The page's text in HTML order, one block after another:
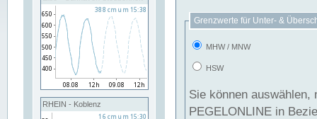
RHEIN - Koblenz
Grenzwerte für Unter- &
MHW / MNW
HSW
Sie können
PEGELONLINE in Beziehung